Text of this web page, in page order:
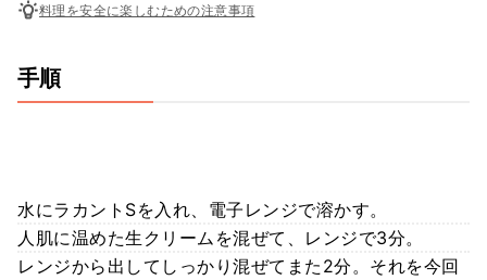
料理を安全に楽しむための注意事項
手順
水にラカントSを入れ、電子レンジで溶かす。
人肌に温めた生クリームを混ぜて、レンジで3分。
レンジから出してしっかり混ぜてまた2分。それを今回